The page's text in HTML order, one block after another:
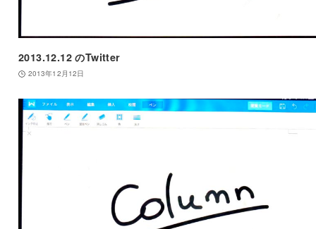
2013.12.12 のTwitter
2013年12月12日